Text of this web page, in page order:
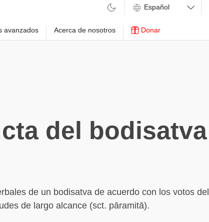
avanzados Acerca de nosotros Donar
del bodisatva
de un bodisatva de acuerdo con los votos del
de largo alcance (sct. pāramitā).